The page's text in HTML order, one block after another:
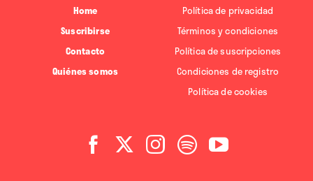
Home
Suscribirse
Contacto
Quiénes somos
Política de privacidad
Términos y condiciones
Política de suscripciones
Condiciones de registro
Política de cookies